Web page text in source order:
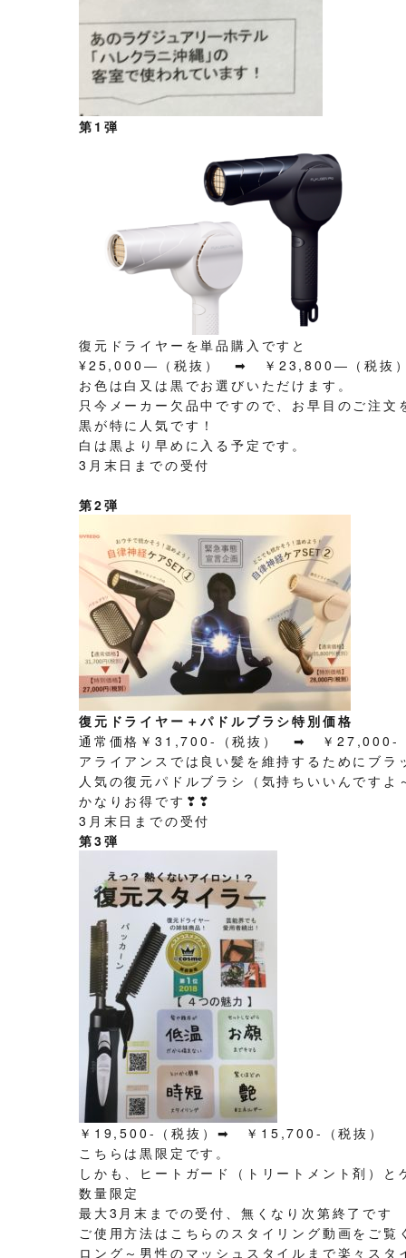
第1弾
復元ドライヤーを単品購入ですと
¥25,000―（税抜） ➡ ￥23,800―（税抜）
お色は白又は黒でお選びいただけます。
只今メーカー欠品中ですので、お早目のご注文
黒が特に人気です！
白は黒より早めに入る予定です。
3月末日までの受付
第2弾
復元ドライヤー＋パドルブラシ特別価格
通常価格￥31,700-（税抜） ➡ ￥27,000-（
アライアンスでは良い髪を維持するためにブラ
人気の復元パドルブラシ（気持ちいいんですよ
かなりお得です❣❣
3月末日までの受付
第3弾
￥19,500-（税抜）➡ ￥15,700-（税抜）
こちらは黒限定です。
しかも、ヒートガード（トリートメント剤）と
数量限定
最大3月末までの受付、無くなり次第終了です
ご使用方法はこちらのスタイリング動画をご覧
ロング～男性のマッシュスタイルまで楽々スタ